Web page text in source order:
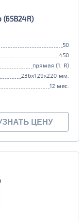
(65B24R)
50
450
прямая (1, R)
236x129x220 мм.
12 мес.
ЦЕНУ